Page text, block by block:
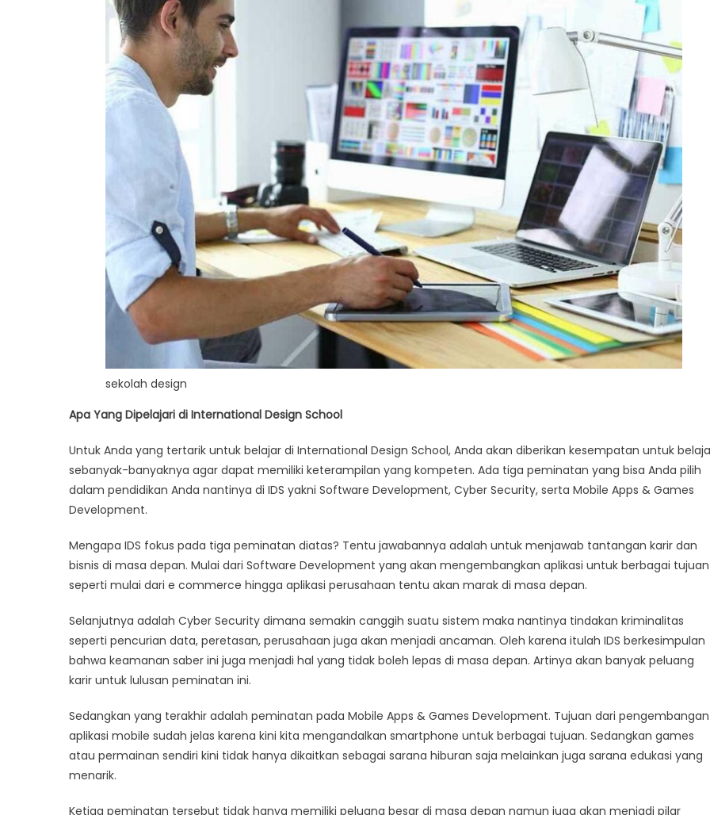
sekolah design
Apa Yang Dipelajari di International Design School
Untuk Anda yang tertarik untuk belajar di International Design School, Anda akan diberikan kesempatan untuk
sebanyak-banyaknya agar dapat memiliki keterampilan yang kompeten. Ada tiga peminatan yang bisa Anda pilih
dalam pendidikan Anda nantinya di IDS yakni Software Development, Cyber Security, serta Mobile Apps & Games
Development.
Mengapa IDS fokus pada tiga peminatan diatas? Tentu jawabannya adalah untuk menjawab tantangan karir dan
bisnis di masa depan. Mulai dari Software Development yang akan mengembangkan aplikasi untuk berbagai tujuan
seperti mulai dari e commerce hingga aplikasi perusahaan tentu akan marak di masa depan.
Selanjutnya adalah Cyber Security dimana semakin canggih suatu sistem maka nantinya tindakan kriminalitas
seperti pencurian data, peretasan, perusahaan juga akan menjadi ancaman. Oleh karena itulah IDS berkesimpulan
bahwa keamanan saber ini juga menjadi hal yang tidak boleh lepas di masa depan. Artinya akan banyak peluang
karir untuk lulusan peminatan ini.
Sedangkan yang terakhir adalah peminatan pada Mobile Apps & Games Development. Tujuan dari pengembangan
aplikasi mobile sudah jelas karena kini kita mengandalkan smartphone untuk berbagai tujuan. Sedangkan games
atau permainan sendiri kini tidak hanya dikaitkan sebagai sarana hiburan saja melainkan juga sarana edukasi yang
menarik.
Ketiga peminatan tersebut tidak hanya memiliki peluang besar di masa depan namun juga akan menjadi pilar